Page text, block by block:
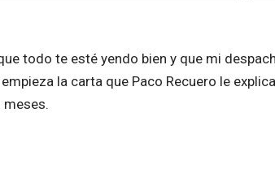
todo te esté yendo bien y que mi
la carta que Paco Recuero le